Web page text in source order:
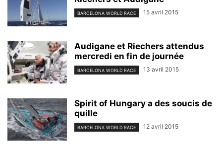
BARCELONA WORLD RACE 15 avril 2015
Audigane et Riechers attendus
mercredi en fin de journée
BARCELONA WORLD RACE 13 avril 2015
Spirit of Hungary a des soucis de
quille
BARCELONA WORLD RACE 12 avril 2015